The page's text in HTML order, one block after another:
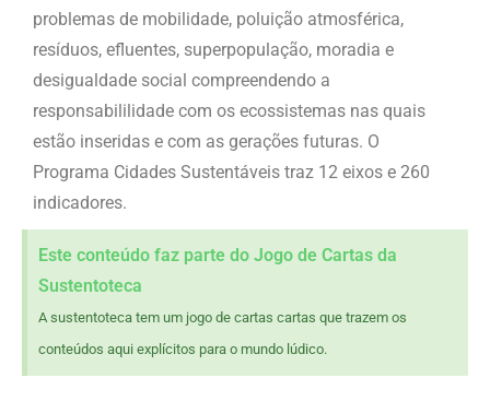
problemas de mobilidade, poluição atmosférica,
resíduos, efluentes, superpopulação, moradia e
desigualdade social compreendendo a
responsabililidade com os ecossistemas nas quais
estão inseridas e com as gerações futuras. O
Programa Cidades Sustentáveis traz 12 eixos e 260
indicadores.
Este conteúdo faz parte do Jogo de Cartas da
Sustentoteca
A sustentoteca tem um jogo de cartas cartas que trazem os
conteúdos aqui explícitos para o mundo lúdico.